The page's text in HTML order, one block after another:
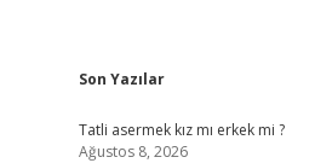
Sidebar
Son Yazılar
Tatli asermek kız mı erkek mi ?
Ağustos 8, 2026